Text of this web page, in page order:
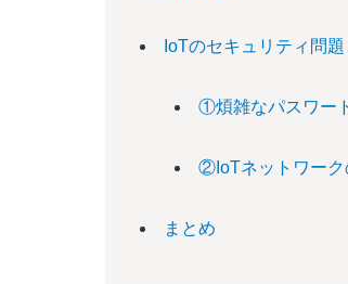
IoTのセキュリティ問
①煩雑なパスワー
②IoTネットワーク
まとめ